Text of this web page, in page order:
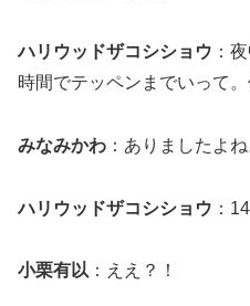
ハリウッドザコシショウ ：
時間でテッペンまでいって
みなみかわ ：ありましたよね
ハリウッドザコシショウ ：
小栗有以 ：ええ？！